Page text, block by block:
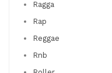
Ragga
Rap
Reggae
Rnb